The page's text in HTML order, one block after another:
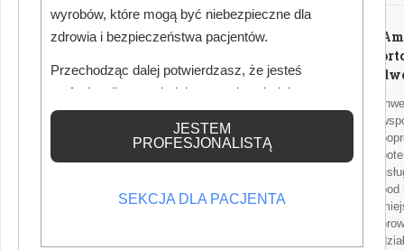
wyrobów, które mogą być niebezpieczne dla
zdrowia i bezpieczeństwa pacjentów.
Przechodząc dalej potwierdzasz, że jesteś
profesjonalistą posiadającym odpowiednią
wiedzę medyczną.
JESTEM
PROFESJONALISTĄ
SEKCJA DLA PACJENTA